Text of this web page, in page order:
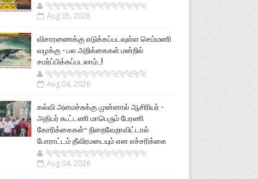
🐅🐅🐅🐅🐅🐅🐆🐆🐆🐆🐆🐆🐆🐆
Aug 05, 2026
விசாரணைக்கு எடுக்கப்படவுள்ள செம்மணி
வழக்கு - பல அறிக்கைகள் மன்றில்
சமர்ப்பிக்கப்படலாம்..!
🐅🐅🐅🐅🐅🐅🐆🐆🐆🐆🐆🐆🐆🐆
Aug 04, 2026
கல்வி அமைச்சுக்கு முன்னால் ஆசிரியர் -
அதிபர் கூட்டணி மாபெரும் பேரணி
கோரிக்கைகள்~ நிறைவேறாவிட்டால்
போராட்டம் தீவிரமடையும் என எச்சரிக்கை
🐅🐅🐅🐅🐅🐅🐆🐆🐆🐆🐆🐆🐆🐆
Aug 04, 2026